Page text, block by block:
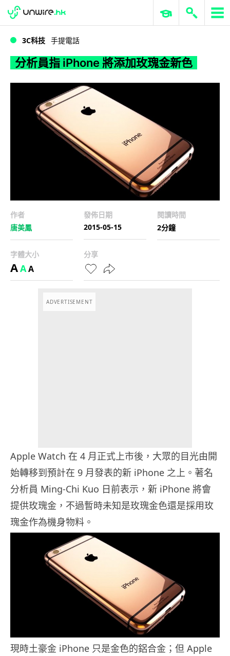
分析員指 iPhone 將添加玫瑰金新色
WWDC 2026 ERP 與商業 AI
3C科技 手提電話
分析員指 iPhone 將添加玫瑰金新色
作者
唐美鳳
發佈日期
2015-05-15
閱讀時間
2分鐘
字體大小
AAA
分享
ADVERTISEMENT
Apple Watch 在 4 月正式上市後，大眾的目光由開
始轉移到預計在 9 月發表的新 iPhone 之上。著名
分析員 Ming-Chi Kuo 日前表示，新 iPhone 將會
提供玫瑰金，不過暫時未知是玫瑰金色還是採用玫
瑰金作為機身物料。
現時土豪金 iPhone 只是金色的鋁合金；但 Apple